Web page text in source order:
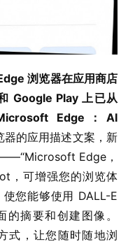
浏览器在应用商店
Google Play 上已从
Edge：AI
的应用描述文案，新
Edge，
，可增强您的浏览体
您能够使用 DALL-E
摘要和创建图像。
式，让您随时随地浏